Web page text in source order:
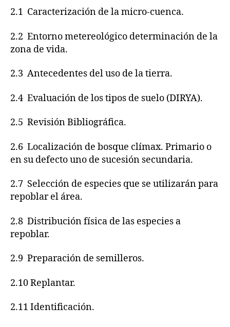
2.1 Caracterización de la micro-cuenca.
2.2 Entorno metereológico determinación de la
zona de vida.
2.3 Antecedentes del uso de la tierra.
2.4 Evaluación de los tipos de suelo (DIRYA).
2.5 Revisión Bibliográfica.
2.6 Localización de bosque clímax. Primario o
en su defecto uno de sucesión secundaria.
2.7 Selección de especies que se utilizarán para
repoblar el área.
2.8 Distribución física de las especies a
repoblar.
2.9 Preparación de semilleros.
2.10 Replantar.
2.11 Identificación.